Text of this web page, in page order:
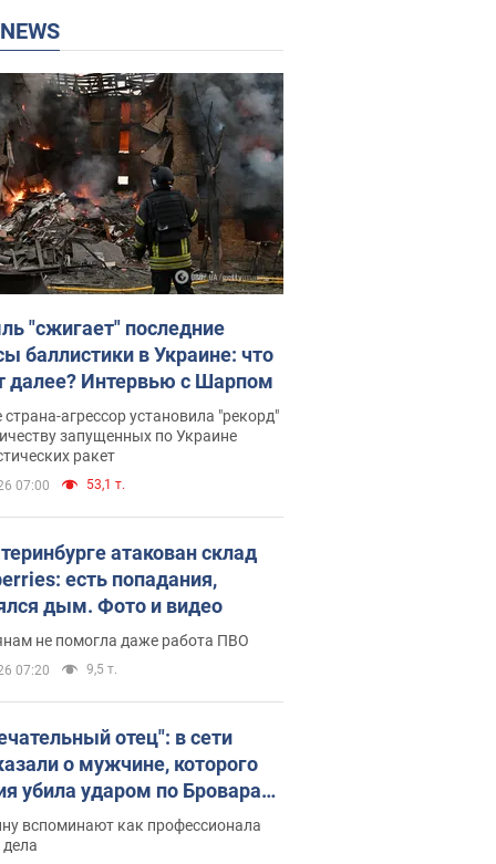
NEWS
"сжигает" последние
баллистики в Украине: что
далее? Интервью с Шарпом
агрессор установила "рекорд"
запущенных по Украине
ракет
07:00 53,1 т.
атакован склад
есть попадания,
дым. Фото и видео
не помогла даже работа ПВО
07:20 9,5 т.
отец": в сети
о мужчине, которого
убила ударом по Броварам.
вспоминают как профессионала
дела